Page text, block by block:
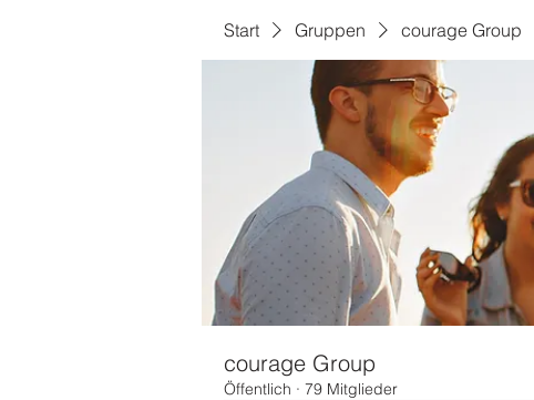
Start Gruppen courage Group
courage Group
Öffentlich · 79 Mitglieder